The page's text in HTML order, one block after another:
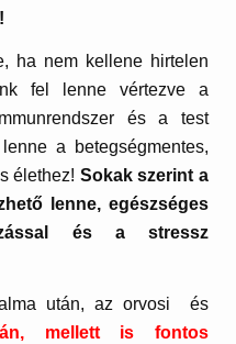
ha nem kellene hirtelen
fel lenne vértezve a
és a test
a betegségmentes,
élethez! Sokak szerint a
lenne, egészséges
és a stressz
után, az orvosi és
mellett is fontos